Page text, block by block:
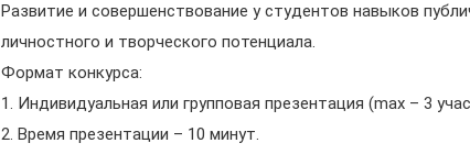
Развитие и совершенствование у студентов навыков
личностного и творческого потенциала.
Формат конкурса:
1. Индивидуальная или групповая презентация (max – 3
2. Время презентации – 10 минут.